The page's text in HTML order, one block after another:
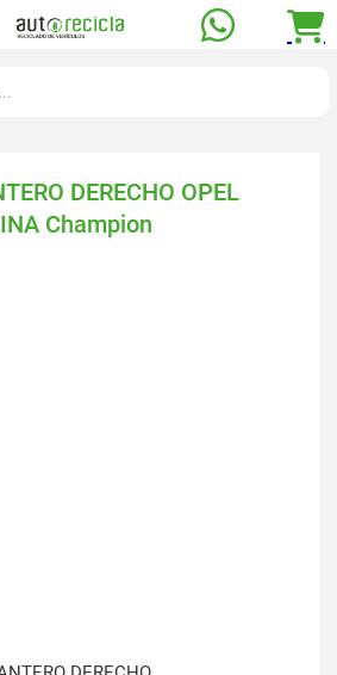
DERECHO OPEL
Champion